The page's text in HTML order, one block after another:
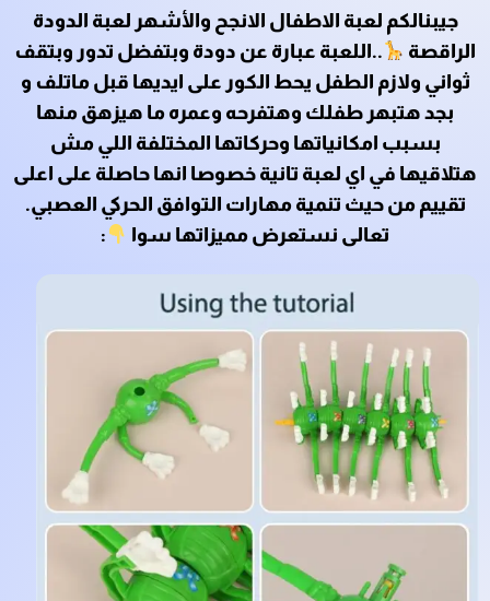
جيبنالكم لعبة الاطفال الانجح والأشهر لعبة الدودة
الراقصة
..اللعبة عبارة عن دودة وبتفضل تدور وبتقف
ثواني ولازم الطفل يحط الكور على ايديها قبل ماتلف و
بجد هتبهر طفلك وهتفرحه وعمره ما هيزهق منها
بسبب امكانياتها وحركاتها المختلفة اللي مش
هتلاقيها في اي لعبة تانية خصوصا انها حاصلة على اعلى
تقييم من حيث تنمية مهارات التوافق الحركي العصبي.
تعالى نستعرض مميزاتها سوا
: